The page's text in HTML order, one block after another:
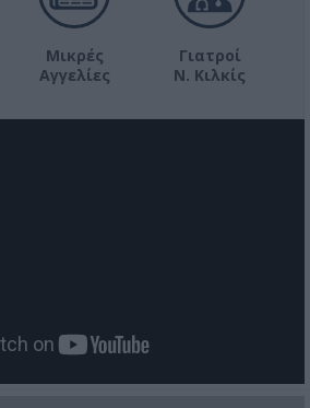
Μικρές
Αγγελίες
Γιατροί
Ν. Κιλκίς